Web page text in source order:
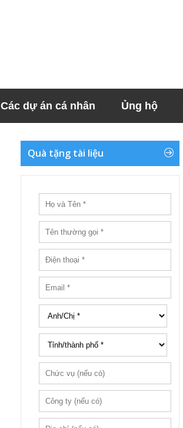
Các dự án cá nhân Ủng hộ
Quà tặng tài liệu